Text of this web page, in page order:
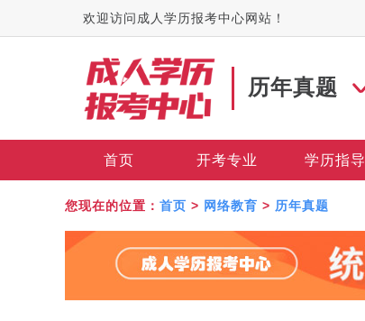
欢迎访问成人学历报考中心网站！
历年真题
首页 开考专业 学历指导
您现在的位置： 首页 > 网络教育 > 历年真题